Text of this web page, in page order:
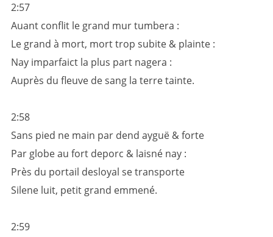
2:57
Auant conflit le grand mur tumbera :
Le grand à mort, mort trop subite & plainte :
Nay imparfaict la plus part nagera :
Auprès du fleuve de sang la terre tainte.
2:58
Sans pied ne main par dend ayguë & forte
Par globe au fort deporc & laisné nay :
Près du portail desloyal se transporte
Silene luit, petit grand emmené.
2:59